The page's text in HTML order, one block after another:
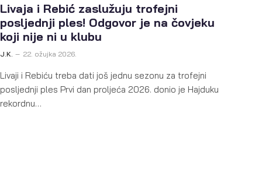
Livaja i Rebić zaslužuju trofejni
posljednji ples! Odgovor je na čovjeku
koji nije ni u klubu
J.K. 22. ožujka 2026.
Livaji i Rebiću treba dati još jednu sezonu za trofejni
posljednji ples Prvi dan proljeća 2026. donio je Hajduku
rekordnu…